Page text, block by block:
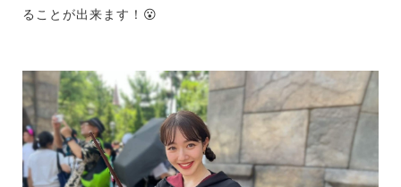
ることが出来ます！ 😮